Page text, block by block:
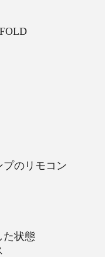
プのリモコン
た状態